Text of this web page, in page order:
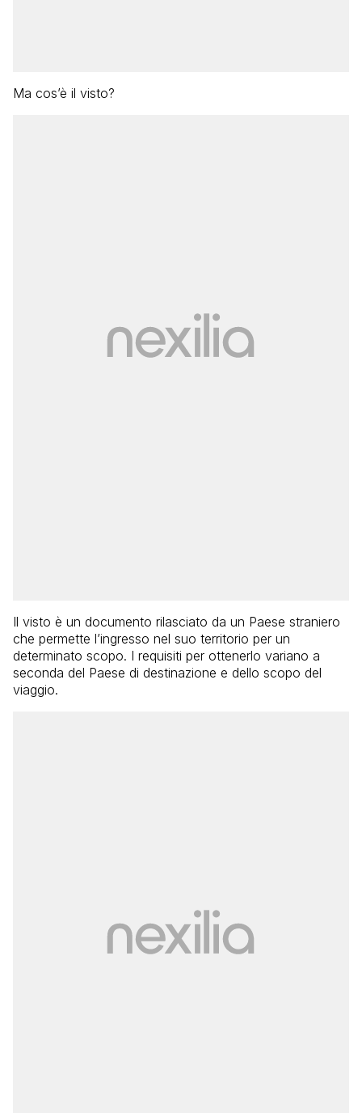
Ma cos’è il visto?
Il visto è un documento rilasciato da un Paese straniero
che permette l’ingresso nel suo territorio per un
determinato scopo. I requisiti per ottenerlo variano a
seconda del Paese di destinazione e dello scopo del
viaggio.